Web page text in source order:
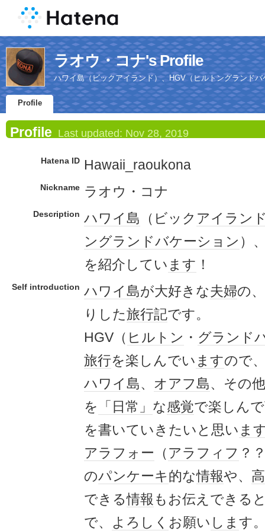
ラオウ・コナ's Profile
ハワイ島（ビックアイランド）、HGV（ヒルトングランド
Profile
Profile Last updated: Nov 28, 2019
Hatena ID Hawaii_raoukona
Nickname ラオウ・コナ
Description ハワイ島 （ビック アイラン
ングランドバケーション ）
を紹介してい ます ！
Self introduction ハワイ島が大好きな夫婦の
りした旅行記です。
HGV（ ヒルトン ・ グランド
旅行を楽しんでい ますので
ハワイ島、 オアフ島、その
を
「日常」 な感覚で楽しん
を書いていきたいと思い ま
アラフォー （アラフィフ ？
のパンケーキ的な情報や、
できる情報 もお伝えできる
で、
よろしく お願い しま す